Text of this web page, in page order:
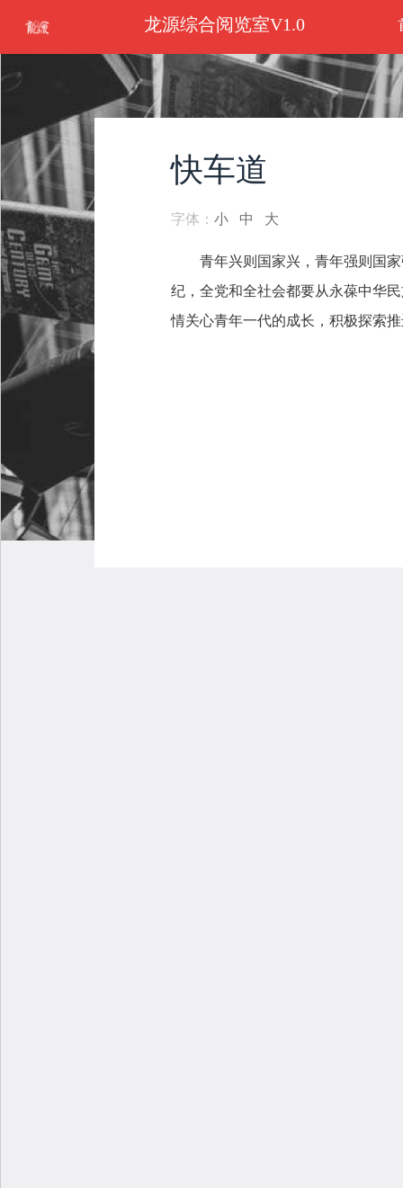
龙源综合阅览室V1.0
快车道
字体：小 中 大
青年兴则国家兴，青年强则国
纪，全党和全社会都要从永葆中华
情关心青年一代的成长，积极探索